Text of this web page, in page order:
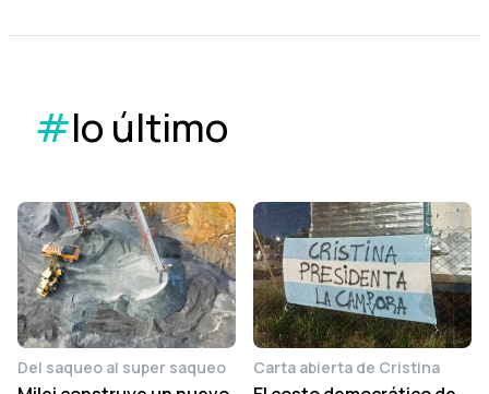
#lo último
Del saqueo al super saqueo Carta abierta de Cristina